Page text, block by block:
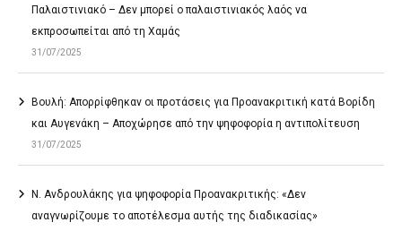
Παλαιστινιακό – Δεν μπορεί ο παλαιστινιακός λαός να
εκπροσωπείται από τη Χαμάς
31/07/2025
Βουλή: Απορρίφθηκαν οι προτάσεις για Προανακριτική κατά Βορίδη
και Αυγενάκη – Αποχώρησε από την ψηφοφορία η αντιπολίτευση
31/07/2025
Ν. Ανδρουλάκης για ψηφοφορία Προανακριτικής: «Δεν
αναγνωρίζουμε το αποτέλεσμα αυτής της διαδικασίας»